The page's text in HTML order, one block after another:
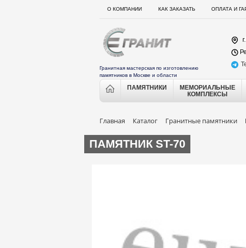
О КОМПАНИИ КАК ЗАКАЗАТЬ ОПЛАТА И
Гранитная мастерская по изготовлению
памятников в Москве и области
ПАМЯТНИКИ
МЕМОРИАЛЬНЫЕ
КОМПЛЕКСЫ
Главная Каталог Гранитные памятники
ПАМЯТНИК ST-70